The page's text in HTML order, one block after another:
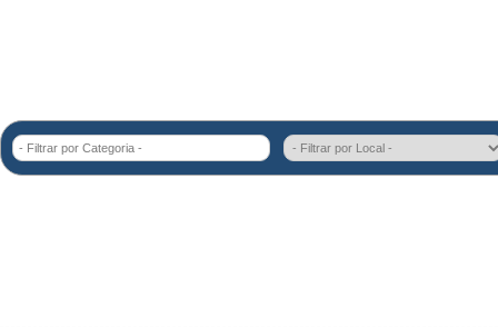
- Filtrar por Categoria -